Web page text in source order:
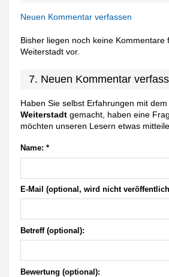
Neuen Kommentar verfassen
Bisher liegen noch keine Kommentare
Weiterstadt vor.
7. Neuen Kommentar
Haben Sie selbst Erfahrungen mit
Weiterstadt gemacht, haben eine
möchten unseren Lesern etwas
Name: *
E-Mail (optional, wird nicht
Betreff (optional):
Bewertung (optional):